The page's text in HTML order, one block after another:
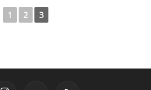
1 2 3